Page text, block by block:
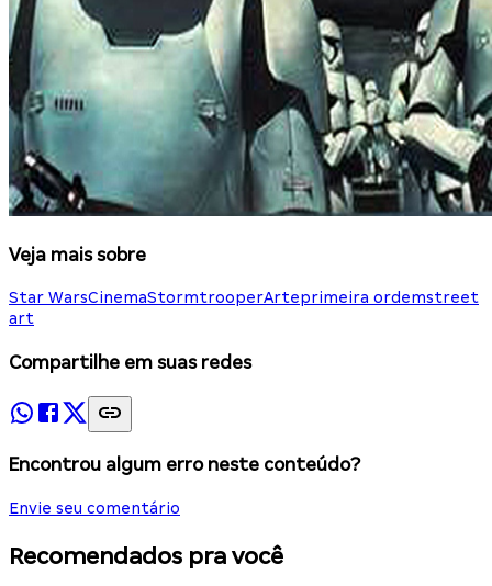
Veja mais sobre
Star WarsCinemaStormtrooperArteprimeira ordemstreet
art
Compartilhe em suas redes
Encontrou algum erro neste conteúdo?
Envie seu comentário
Recomendados pra você